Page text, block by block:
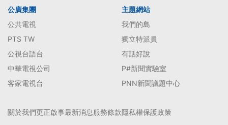
公廣集團
公共電視
PTS TW
公視台語台
中華電視公司
客家電視台
主題網站
我們的島
獨立特派員
有話好說
P#新聞實驗室
PNN新聞議題中心
關於我們更正啟事最新消息服務條款隱私權保護政策